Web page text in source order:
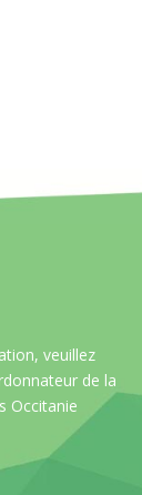
veuillez
de la
Occitanie